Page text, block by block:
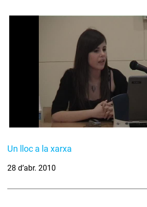
Un lloc a la xarxa
28 d’abr. 2010